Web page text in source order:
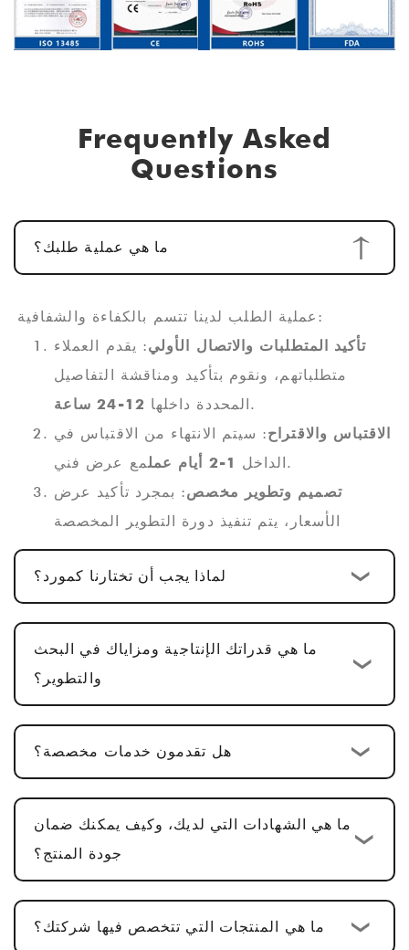
Frequently Asked
Questions
ما هي عملية طلبك؟
عملية الطلب لدينا تتسم بالكفاءة والشفافية:
تأكيد المتطلبات والاتصال الأولي: يقدم العملاء
متطلباتهم، ونقوم بتأكيد ومناقشة التفاصيل
المحددة داخلها 12-24 ساعة
.
الاقتباس والاقتراح: سيتم الانتهاء من الاقتباس في
الداخل 1-2 أيام عمل
مع عرض فني.
تصميم وتطوير مخصص: بمجرد تأكيد عرض
الأسعار، يتم تنفيذ دورة التطوير المخصصة
القياسية10-15 يوم عمل
. بالنسبة لمنتجات
PCBA متعددة الوظائف، بما في ذلك تصميم
الأجهزة، وتصميم PCBA، وتطوير البرامج، تكون
الدورة عادةً
25-30 يوما
تأكيد العينة والتعديلات
: نحن نقدم عينات لتأكيد
7 أيام عمل
، مع إجراء التعديلات بناءً على
التعليقات.
الإنتاج الضخم وفحص الجودة: بعد الموافقة على
العينة، تكون دورة الإنتاج15-20 يوم عمل
، مما
الإنتاج، يكون وقت التسليم عادةً2-5 أيام عمل
،
ونحن نقدم خدمة ما بعد البيع شاملة لضمان رضا
لماذا يجب أن تختارنا كمورد؟
ما هي قدراتك الإنتاجية ومزاياك في البحث
والتطوير؟
هل تقدمون خدمات مخصصة؟
ما هي الشهادات التي لديك، وكيف يمكنك ضمان
جودة المنتج؟
ما هي المنتجات التي تتخصص فيها شركتك؟